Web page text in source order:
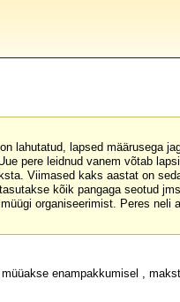
lahutatud, lapsed määrusega
pere leidnud vanem võtab
Viimased kaks aastat on
kõik pangaga seotud
organiseerimist. Peres
enampakkumisel ,